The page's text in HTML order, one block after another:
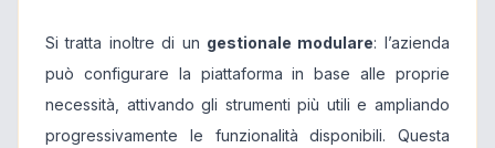
Si tratta inoltre di un gestionale modulare: l’azienda
può configurare la piattaforma in base alle proprie
necessità, attivando gli strumenti più utili e ampliando
progressivamente le funzionalità disponibili. Questa